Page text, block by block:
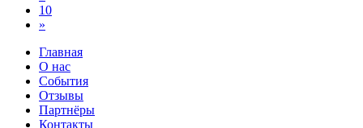
10
»
Главная
О нас
События
Отзывы
Партнёры
Контакты